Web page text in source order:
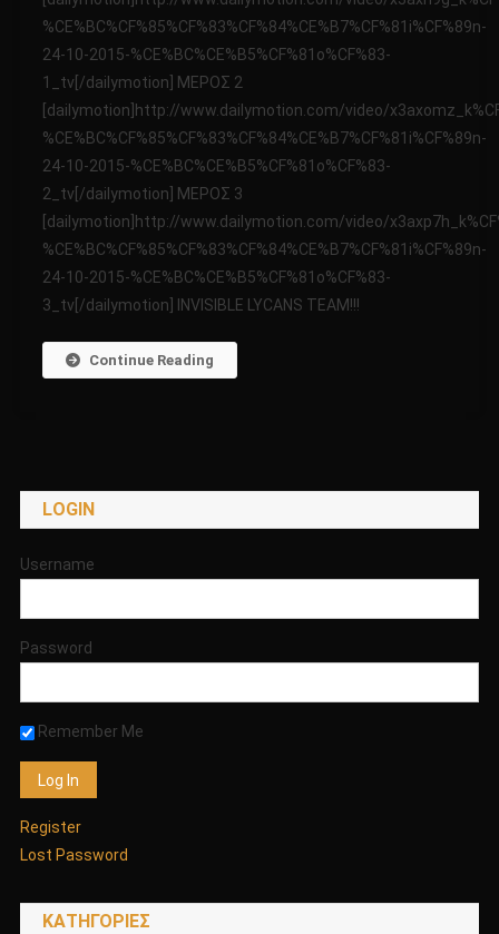
24-
10-
2015
%CE%BC%CF%85%CF%83%CF%84%CE%B7%CF%81i%CF%89n-
24-10-2015-%CE%BC%CE%B5%CF%81o%CF%83-
1_tv[/dailymotion] ΜΕΡΟΣ 2
[dailymotion]http://www.dailymotion.com/video/
%CE%BC%CF%85%CF%83%CF%84%CE%B7%CF%81i%CF%89n-
24-10-2015-%CE%BC%CE%B5%CF%81o%CF%83-
2_tv[/dailymotion] ΜΕΡΟΣ 3
[dailymotion]http://www.dailymotion.com/video/
%CE%BC%CF%85%CF%83%CF%84%CE%B7%CF%81i%CF%89n-
24-10-2015-%CE%BC%CE%B5%CF%81o%CF%83-
3_tv[/dailymotion] INVISIBLE LYCANS TEAM!!!
Continue Reading
LOGIN
Username
Password
Remember Me
Register
Lost Password
KΑΤΗΓΟΡΊΕΣ